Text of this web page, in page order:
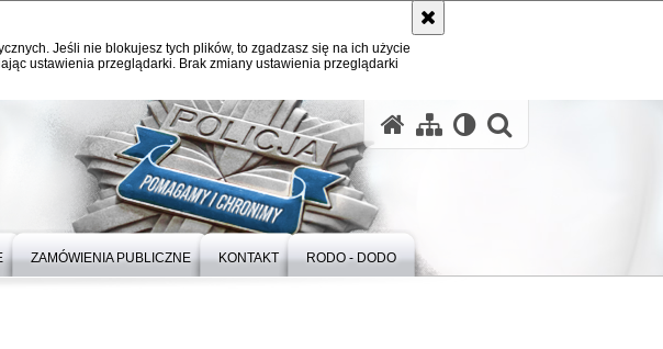
Jeśli nie blokujesz tych plików, to zgadzasz się na ich użycie
ustawienia przeglądarki. Brak zmiany ustawienia przeglądarki
ZAMÓWIENIA PUBLICZNE KONTAKT RODO - DODO